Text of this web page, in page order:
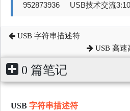
952873936 USB技术交流
USB 字符串描述符
USB 高速
0 篇笔记
USB 字符串描述符